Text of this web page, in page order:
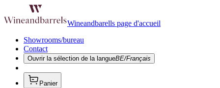
Wineandbarells page d'accueil
Showrooms/bureau
Contact
Ouvrir la sélection de la langueBE/Français
Panier